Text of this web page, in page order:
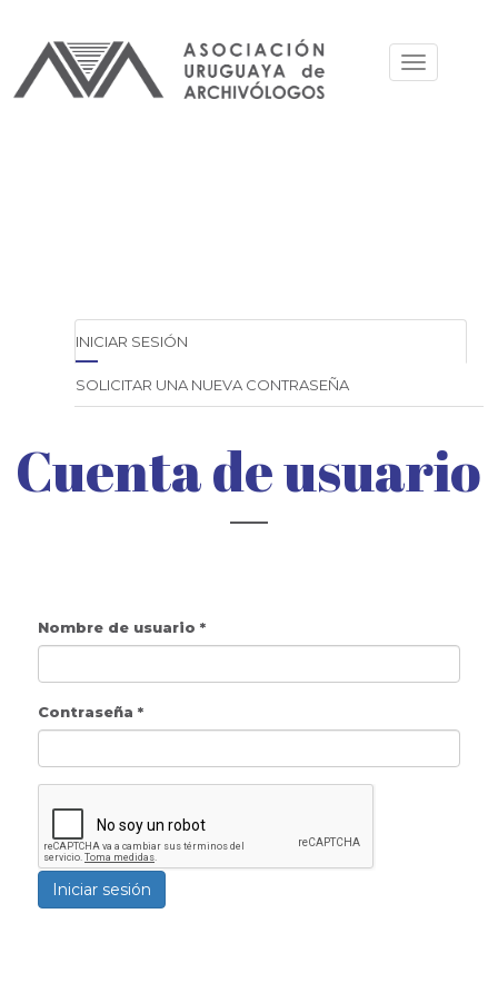
contenido
Toggle
Solapas
principales
INICIAR SESIÓN
SOLICITAR UNA NUEVA CONTRASEÑA
Cuenta de usuario
Nombre de usuario*
Contraseña*
Iniciar sesión